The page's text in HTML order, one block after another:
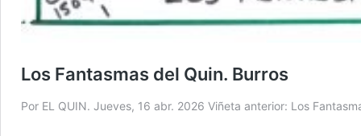
Los Fantasmas del Quin. Burros
Por EL QUIN. Jueves, 16 abr. 2026 Viñeta anterior: Los